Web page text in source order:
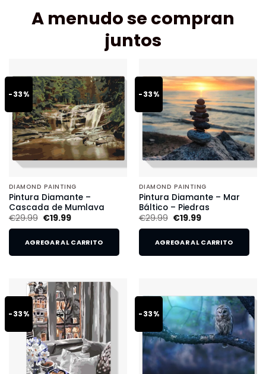
A menudo se compran
juntos
-33%
DIAMOND PAINTING
Pintura Diamante –
Cascada de Mumlava
€29.99 €19.99
AGREGAR AL CARRITO
-33%
DIAMOND PAINTING
Pintura Diamante – Mar
Báltico – Piedras
€29.99 €19.99
AGREGAR AL CARRITO
-33% -33%